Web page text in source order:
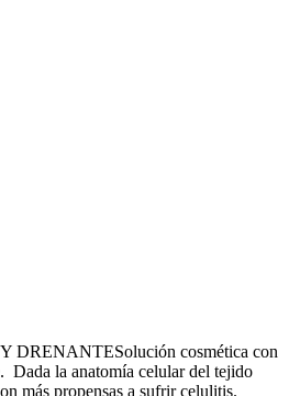
DRENANTESolución cosmética con
Dada la anatomía celular del tejido
más propensas a sufrir celulitis.